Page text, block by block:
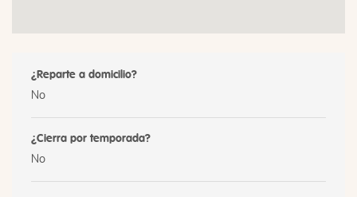
¿Reparte a domicilio?
No
¿Cierra por temporada?
No